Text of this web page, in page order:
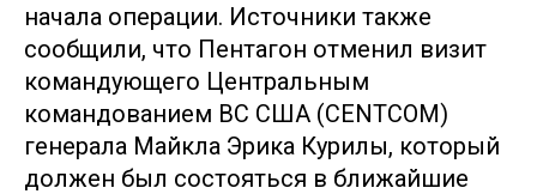
начала операции. Источники также
сообщили, что Пентагон отменил визит
командующего Центральным
командованием ВС США (CENTCOM)
генерала Майкла Эрика Курилы, который
должен был состояться в ближайшие